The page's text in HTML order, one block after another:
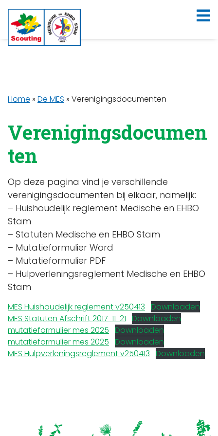
Home » De MES » Verenigingsdocumenten
Verenigingsdocumen
ten
Op deze pagina vind je verschillende
verenigingsdocumenten bij elkaar, namelijk:
– Huishoudelijk reglement Medische en EHBO
Stam
– Statuten Medische en EHBO Stam
– Mutatieformulier Word
– Mutatieformulier PDF
– Hulpverleningsreglement Medische en EHBO
Stam
MES Huishoudelijk reglement v250413
Downloaden
MES Statuten Afschrift 2017-11-21
Downloaden
mutatieformulier mes 2025
Downloaden
mutatieformulier mes 2025
Downloaden
MES Hulpverleningsreglement v250413
Downloaden